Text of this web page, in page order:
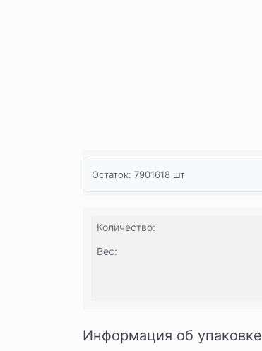
Остаток: 7901618 шт
Количество:
Вес:
Информация об упаковке